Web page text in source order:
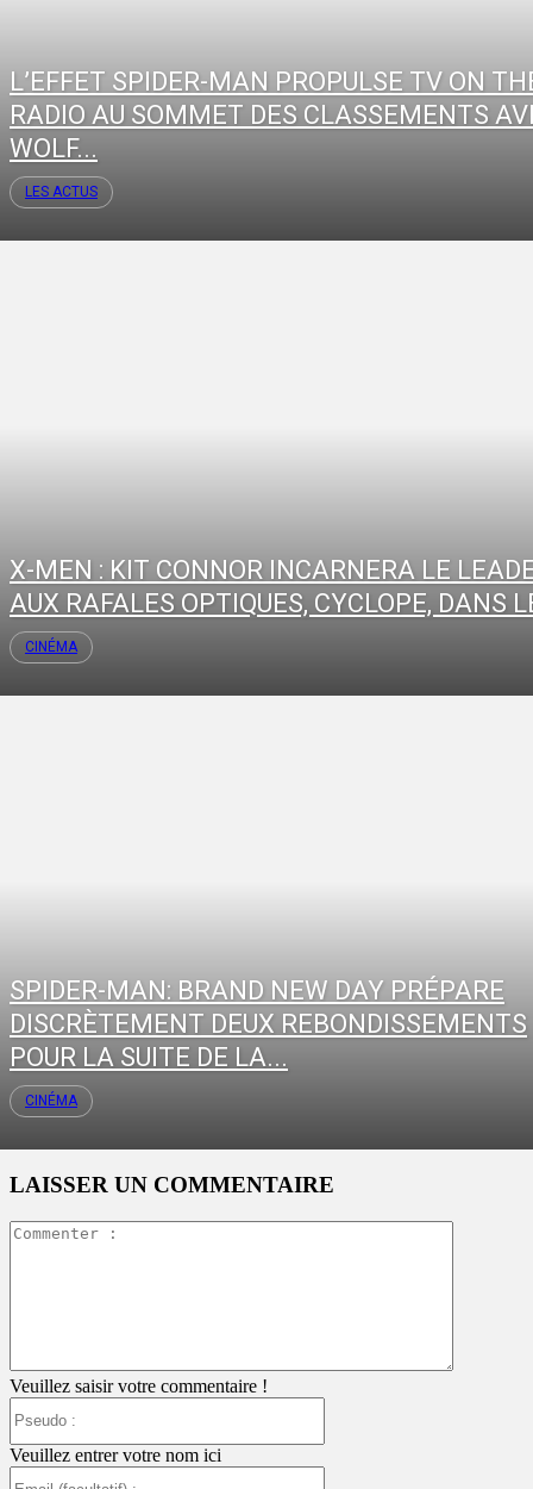
L’EFFET SPIDER-MAN PROPULSE TV ON
RADIO AU SOMMET DES CLASSEMENTS
WOLF...
LES ACTUS
X-MEN : KIT CONNOR INCARNERA LE
AUX RAFALES OPTIQUES, CYCLOPE, DANS
CINÉMA
SPIDER-MAN: BRAND NEW DAY PRÉPARE
DISCRÈTEMENT DEUX REBONDISSEMENTS
POUR LA SUITE DE LA...
CINÉMA
LAISSER UN COMMENTAIRE
Veuillez saisir votre commentaire !
Veuillez entrer votre nom ici